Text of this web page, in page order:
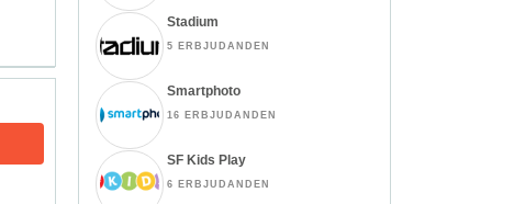
Stadium
5 ERBJUDANDEN
Smartphoto
16 ERBJUDANDEN
SF Kids Play
6 ERBJUDANDEN